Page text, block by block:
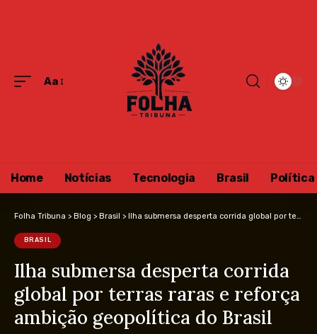
Aa
Home Notícias Tecnologia Brasil Política
Folha Tribuna > Blog > Brasil > Ilha submersa desperta corrida global por terras raras e reforça ambição geopolítica do Brasil
BRASIL
Ilha submersa desperta corrida
global por terras raras e reforça
ambição geopolítica do Brasil